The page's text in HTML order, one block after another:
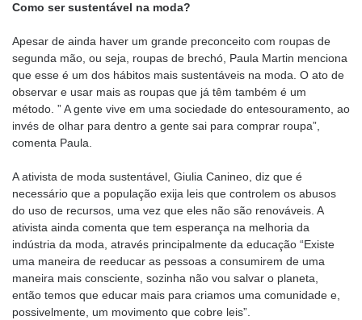
Como ser sustentável na moda?
Apesar de ainda haver um grande preconceito com roupas de
segunda mão, ou seja, roupas de brechó, Paula Martin menciona
que esse é um dos hábitos mais sustentáveis na moda. O ato de
observar e usar mais as roupas que já têm também é um
método. ” A gente vive em uma sociedade do entesouramento, ao
invés de olhar para dentro a gente sai para comprar roupa”,
comenta Paula.
A ativista de moda sustentável, Giulia Canineo, diz que é
necessário que a população exija leis que controlem os abusos
do uso de recursos, uma vez que eles não são renováveis. A
ativista ainda comenta que tem esperança na melhoria da
indústria da moda, através principalmente da educação “Existe
uma maneira de reeducar as pessoas a consumirem de uma
maneira mais consciente, sozinha não vou salvar o planeta,
então temos que educar mais para criamos uma comunidade e,
possivelmente, um movimento que cobre leis”.